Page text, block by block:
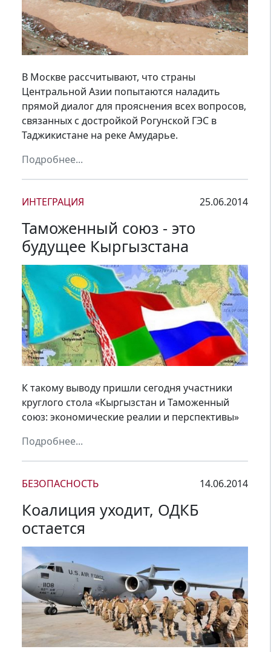
В Москве рассчитывают, что страны
Центральной Азии попытаются наладить
прямой диалог для прояснения всех вопросов,
связанных с достройкой Рогунской ГЭС в
Таджикистане на реке Амударье.
Подробнее...
ИНТЕГРАЦИЯ 25.06.2014
Таможенный союз - это
будущее Кыргызстана
К такому выводу пришли сегодня участники
круглого стола «Кыргызстан и Таможенный
союз: экономические реалии и перспективы»
Подробнее...
БЕЗОПАСНОСТЬ 14.06.2014
Коалиция уходит, ОДКБ
остается